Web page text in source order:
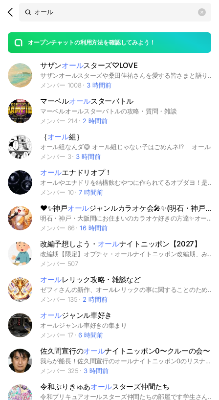
Search
OpenChats
messages
search
area
オープンチャットの利用方法を確認してみよう！
open
サザンオールスターズ♡LOVE
サザンオールスターズや桑田佳祐さんを愛する皆さまと語り合うオープンチャットです💕 楽曲やライブ感想、ネタバレルームなどサザンについて語り合える場所！これからの活動も楽しみですね☺最新情報やファンならではのトークで盛り上がりましょう✨
メンバー 1008
3 時間前
マーベルオールスターバトル
マーベルオールスターバトルの攻略・質問・雑談
メンバー 214
2 時間前
｛オール組｝
オール組なんダ😅 オール組じゃない子はごめんネ⁉️ オール組とはピグパーティの中の仲良し組みたいなものダヨ‼️ 良ければ見学すル？？❣️ 君もぜひおいでネ❗️
メンバー 3
3 時間前
オールエナドリオプ！
オールやエナドリを結構飲むやつに作られてるオプダヨ！是非入ってな！
メンバー 10
7 時間前
❤️✨神戸オールジャンルカラオケ会🎤✨(明石・神戸・大阪)✨
明石・神戸・大阪間にお住まいのカラオケ好きの方達✨オールジャンルのカラオケをみんなで楽しみませんか❓😆✨ (宗教，ビジネス等の勧誘やナンパ目的等、純粋にカラオケ目的以外の方はご遠慮下さい) #カラオケ#明石#三ノ宮#梅田#オールジャンルカラオケ
メンバー 66
16 時間前
改編予想しよう・ オールナイトニッポン【2027】
改編期【限定】オプチャ・オールナイトニッポン改編期、みんなの予想が聴きたい！挨拶不要！自由に語ろう！#オールナイトニッポン #オールナイトニッポンゼロ #オールナイトニッポンクロス #ラジオ #ニッポン放送 #お笑い
メンバー 507
オールレリック攻略・雑談など
ゼフィさんの新作、オールレリックの事に関することのためのオープンチャットです。
メンバー 135
2 時間前
オールジャンル車好き
オールジャンル車好きの集まり
メンバー 17
6 時間前
佐久間宣行のオールナイトニッポン0〜クルーの会〜
我らが船長！佐久間宣行のオールナイトニッポン0のリスナーが集まり、船長のラジオを事を語る会
メンバー 325
3 時間前
令和ぷりきゅあオールスターズ仲間たち
令和プリキュアオールスターズ仲間たちの部屋です学生さんや社会人 男女年齢は何でもいいので 楽しくオプチャ参加してね いろんなプリキュアのたくさんお話しする部屋よ ルールはちゃんと守ってね